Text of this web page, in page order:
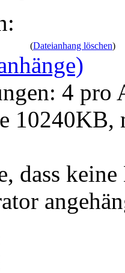
(Dateianhang löschen)
4 pro
dass